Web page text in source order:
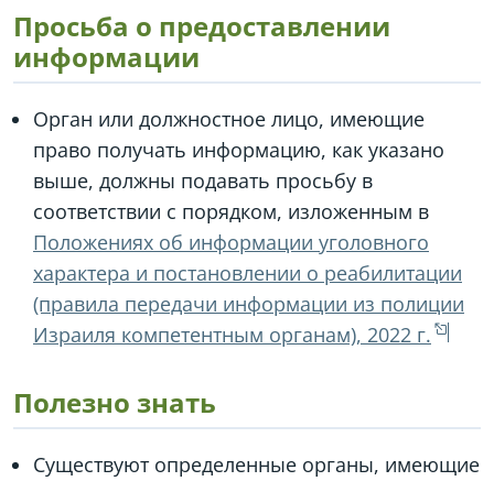
Просьба о предоставлении
информации
Орган или должностное лицо, имеющие
право получать информацию, как указано
выше, должны подавать просьбу в
соответствии с порядком, изложенным в
Положениях об информации уголовного
характера и постановлении о реабилитации
(правила передачи информации из полиции
Израиля компетентным органам), 2022 г.
Полезно знать
Существуют определенные органы, имеющие